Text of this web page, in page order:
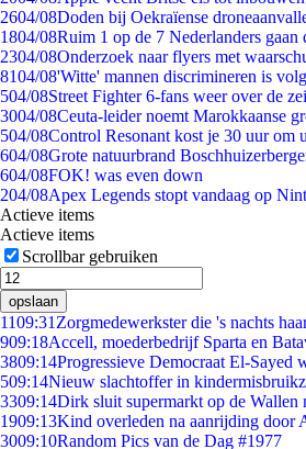
2604/08Doden bij Oekraïense
1804/08Ruim 1 op de 7 Nederlanders gaan
2304/08Onderzoek naar flyers met
8104/08'Witte' mannen discrimineren is
504/08Street Fighter 6-fans weer over de
3004/08Ceuta-leider noemt Marokkaanse
504/08Control Resonant kost je 30 uur om
604/08Grote natuurbrand
604/08FOK! was even down
204/08Apex Legends stopt vandaag op
Actieve items
Actieve items
Scrollbar gebruiken
opslaan
1109:31 Zorgmedewerkster die 's nachts
909:18Accell, moederbedrijf Sparta en
3809:14Progressieve Democraat El-
509:14Nieuw slachtoffer in
3309:14Dirk sluit supermarkt op de Wallen
1909:13Kind overleden na aanrijding door
3009:10Random Pics van de Dag #1977